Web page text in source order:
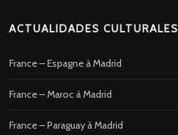
ACTUALIDADES CULTURALES
France – Espagne à Madrid
France – Maroc à Madrid
France – Paraguay à Madrid